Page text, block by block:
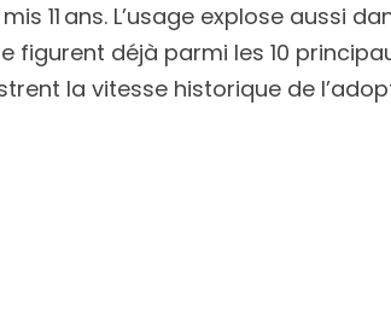
11 ans. L’usage explose aussi
déjà parmi les 10
la vitesse historique de